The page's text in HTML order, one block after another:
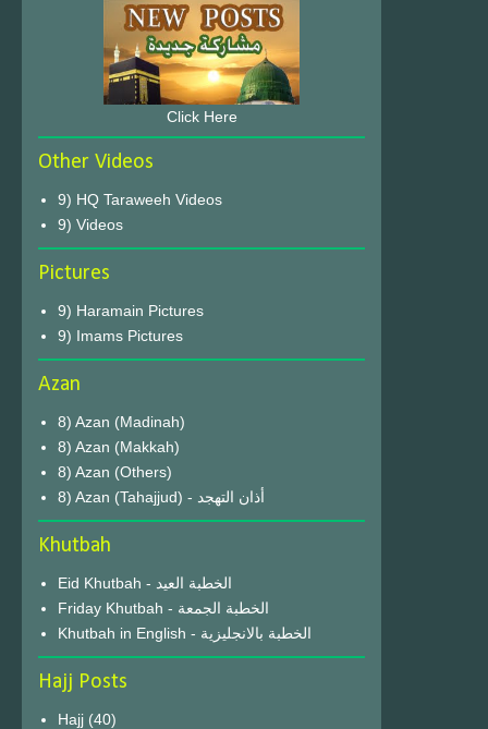
Click Here
Other Videos
9) HQ Taraweeh Videos
9) Videos
Pictures
9) Haramain Pictures
9) Imams Pictures
Azan
8) Azan (Madinah)
8) Azan (Makkah)
8) Azan (Others)
8) Azan (Tahajjud) - أذان التهجد
Khutbah
Eid Khutbah - الخطبة العيد
Friday Khutbah - الخطبة الجمعة
Khutbah in English - الخطبة بالانجليزية
Hajj Posts
Hajj (40)